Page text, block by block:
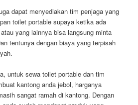
dapat menyediakan tim penjaga yang
toilet portable supaya ketika ada
yang lainnya bisa langsung minta
tentunya dengan biaya yang terpisah
untuk sewa toilet portable dan tim
kantong anda jebol, harganya
sangat ramah di kantong. Dengan